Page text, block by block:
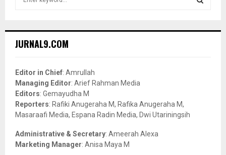
h
o
r
:
JURNAL9.COM
Editor in Chief: Amrullah
Managing Editor: Arief Rahman Media
Editors: Gemayudha M
Reporters: Rafiki Anugeraha M, Rafika Anugeraha M,
Masaraafi Media, Espana Radin Media, Dwi Utariningsih
Administrative & Secretary: Ameerah Alexa
Marketing Manager: Anisa Maya M